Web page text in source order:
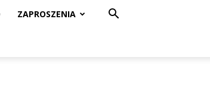
ZAPROSZENIA